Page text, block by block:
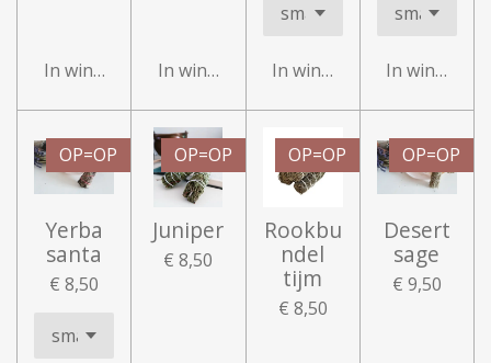
In winkelwagenIn winkelwagenIn winkelwagen
In
OP=OP
Yerba
santa
€ 8,50
OP=OP
Juniper
€ 8,50
OP=OP
Rookbu
ndel
tijm
€ 8,50
OP=OP
Desert
sage
€ 9,50